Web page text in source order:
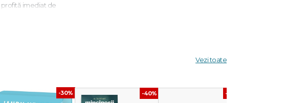
profită imediat de
Vezi toate
-30% -40% -20%